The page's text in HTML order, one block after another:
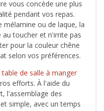
vous concède une plus
pendant vos repas.
mélamine ou de laque, la
au toucher et n'irrite pas
pour la couleur chêne
selon vos préférences.
table de salle à manger
efforts. À l'aide du
l'assemblage des
simple, avec un temps